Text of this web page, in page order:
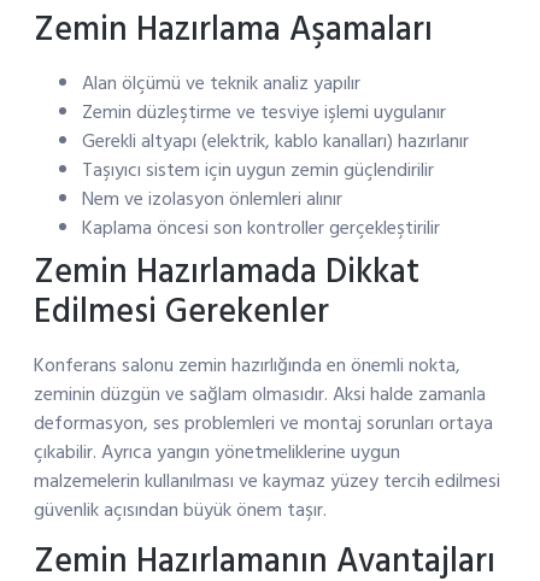
Zemin Hazırlama Aşamaları
Alan ölçümü ve teknik analiz yapılır
Zemin düzleştirme ve tesviye işlemi uygulanır
Gerekli altyapı (elektrik, kablo kanalları) hazırlanır
Taşıyıcı sistem için uygun zemin güçlendirilir
Nem ve izolasyon önlemleri alınır
Kaplama öncesi son kontroller gerçekleştirilir
Zemin Hazırlamada Dikkat
Edilmesi Gerekenler
Konferans salonu zemin hazırlığında en önemli nokta,
zeminin düzgün ve sağlam olmasıdır. Aksi halde zamanla
deformasyon, ses problemleri ve montaj sorunları ortaya
çıkabilir. Ayrıca yangın yönetmeliklerine uygun
malzemelerin kullanılması ve kaymaz yüzey tercih edilmesi
güvenlik açısından büyük önem taşır.
Zemin Hazırlamanın Avantajları